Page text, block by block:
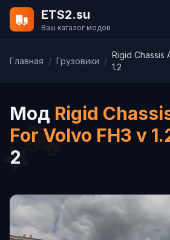
ETS2.su
Ваш каталог модов
Главная / Грузовики /
Rigid Chassis
1.2
Мод Rigid
For Volvo FH3 v
2